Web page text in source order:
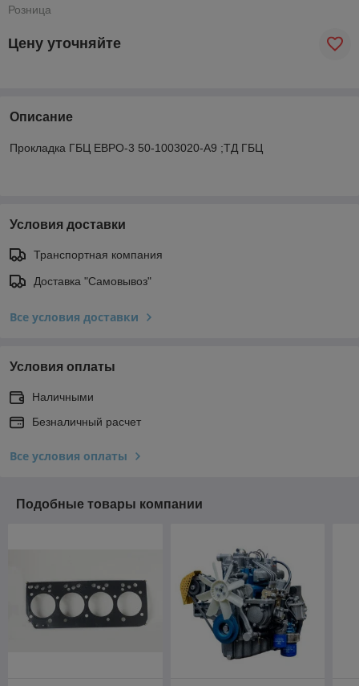
Розница
Цену уточняйте
Описание
Прокладка ГБЦ ЕВРО-3 50-1003020-А9 ;ТД ГБЦ
Условия доставки
Транспортная компания
Доставка "Самовывоз"
Все условия доставки
Условия оплаты
Наличными
Безналичный расчет
Все условия оплаты
Подобные товары компании